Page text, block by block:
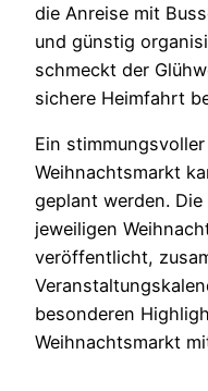
die Anreise mit
und günstig
schmeckt der
sichere Heimfahrt
Ein
Weihnachtsmarkt
geplant werden.
jeweiligen
veröffentlicht,
besonderen
Weihnachtsmarkt